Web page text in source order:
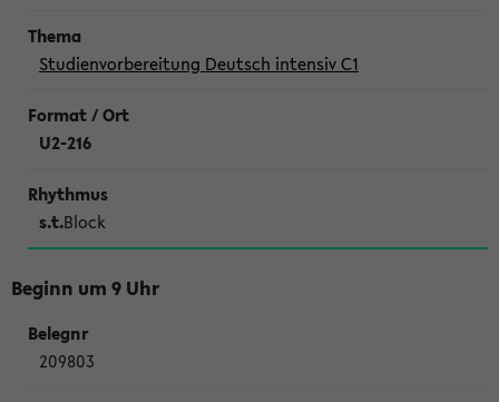
Studienvorbereitung Deutsch intensiv C1
U2-216
s.t.Block
Beginn um 9 Uhr
209803